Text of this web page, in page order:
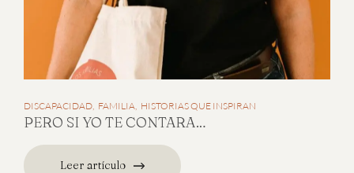
DISCAPACIDAD FAMILIA HISTORIAS QUE INSPIRAN
PERO SI YO TE CONTARA…
Leer artículo